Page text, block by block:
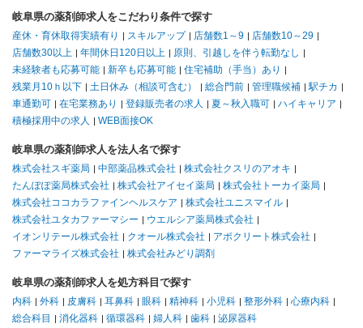
岐阜県の薬剤師求人をこだわり条件で探す
産休・育休取得実績有り スキルアップ 店舗数1～9
店舗数10～29
店舗数30以上
年間休日120日以上
原則、引越しを伴う転勤なし
未経験者も応募可能
新卒も応募可能
住宅補助（手当）あり
残業月10ｈ以下
土日休み（相談可含む） 総合門前 管理職候補
駅チカ
車通勤可
在宅業務あり 登録販売者の求人 夏～秋入職可
ハイキャリア
積極採用中の求人
WEB面接OK
岐阜県の薬剤師求人を法人名で探す
株式会社スギ薬局 中部薬品株式会社
株式会社クスリのアオキ
たんぽぽ薬局株式会社
株式会社アイセイ薬局
株式会社トーカイ薬局
株式会社ココカラファインヘルスケア
株式会社ユニスマイル
株式会社ユタカファーマシー
ウエルシア薬局株式会社
イオンリテール株式会社
クオール株式会社
アポクリート株式会社
ファーマライズ株式会社
株式会社みどり調剤
岐阜県の薬剤師求人を処方科目で探す
内科 外科 皮膚科 耳鼻科 眼科 精神科 小児科 整形外科
心療内科
総合科目
消化器科 循環器科 婦人科 歯科 泌尿器科